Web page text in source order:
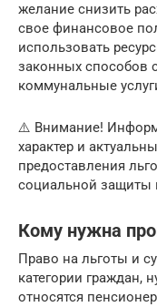
желание снизить
свое финансовое
использовать
законных способов
коммунальные
⚠️ Внимание!
характер и
предоставления
социальной защиты
Кому нужна
Право на льготы и
категории граждан,
относятся